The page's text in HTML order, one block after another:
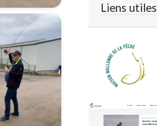
Liens utiles